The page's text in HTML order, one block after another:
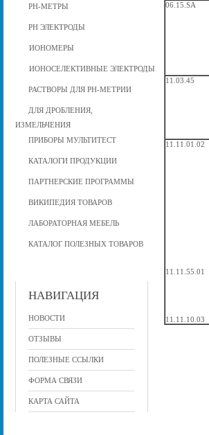
РН-МЕТРЫ
РН ЭЛЕКТРОДЫ
ИОНОМЕРЫ
ИОНОСЕЛЕКТИВНЫЕ ЭЛЕКТРОДЫ
РАСТВОРЫ ДЛЯ РН-МЕТРИИ
ДЛЯ ДРОБЛЕНИЯ,
ИЗМЕЛЬЧЕНИЯ
ПРИБОРЫ МУЛЬТИТЕСТ
КАТАЛОГИ ПРОДУКЦИИ
ПАРТНЕРСКИЕ ПРОГРАММЫ
ВИКИПЕДИЯ ТОВАРОВ
ЛАБОРАТОРНАЯ МЕБЕЛЬ
КАТАЛОГ ПОЛЕЗНЫХ ТОВАРОВ
НАВИГАЦИЯ
НОВОСТИ
ОТЗЫВЫ
ПОЛЕЗНЫЕ ССЫЛКИ
ФОРМА СВЯЗИ
КАРТА САЙТА
06.15.SA
11.03.45
11.11.01.02
11.11.55.01
11.11.10.03